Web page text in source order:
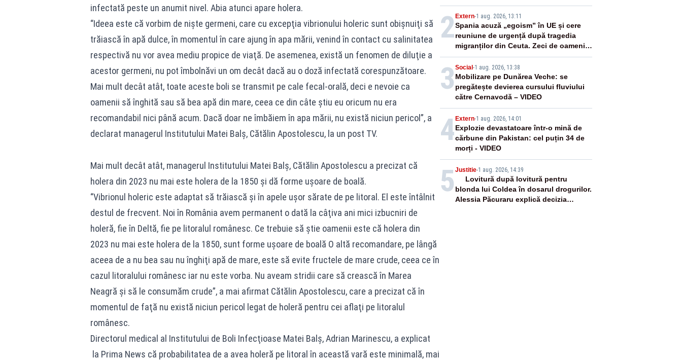
infectată peste un anumit nivel. Abia atunci apare holera.
“Ideea este că vorbim de nişte germeni, care cu excepţia vibrionului holeric sunt obişnuiţi să
trăiască în apă dulce, în momentul în care ajung în apa mării, venind în contact cu salinitatea
respectivă nu vor avea mediu propice de viaţă. De asemenea, există un fenomen de diluţie a
acestor germeni, nu pot îmbolnăvi un om decât dacă au o doză infectată corespunzătoare.
Mai mult decât atât, toate aceste boli se transmit pe cale fecal-orală, deci e nevoie ca
oamenii să înghită sau să bea apă din mare, ceea ce din câte ştiu eu oricum nu era
recomandabil nici până acum. Dacă doar ne îmbăiem în apa mării, nu există niciun pericol”, a
declarat managerul Institutului Matei Balş, Cătălin Apostolescu, la un post TV.
Mai mult decât atât, managerul Institutului Matei Balş, Cătălin Apostolescu a precizat că
holera din 2023 nu mai este holera de la 1850 şi dă forme uşoare de boală.
“Vibrionul holeric este adaptat să trăiască şi în apele uşor sărate de pe litoral. El este întâlnit
destul de frecvent. Noi în România avem permanent o dată la câţiva ani mici izbucniri de
holeră, fie în Deltă, fie pe litoralul românesc. Ce trebuie să ştie oamenii este că holera din
2023 nu mai este holera de la 1850, sunt forme uşoare de boală O altă recomandare, pe lângă
aceea de a nu bea sau nu înghiţi apă de mare, este să evite fructele de mare crude, ceea ce în
cazul litoralului românesc iar nu este vorba. Nu aveam stridii care să crească în Marea
Neagră şi să le consumăm crude”, a mai afirmat Cătălin Apostolescu, care a precizat că în
momentul de faţă nu există niciun pericol legat de holeră pentru cei aflaţi pe litoralul
românesc.
Directorul medical al Institutului de Boli Infecţioase Matei Balş, Adrian Marinescu, a explicat
la Prima News că probabilitatea de a avea holeră pe litoral în această vară este minimală, mai
2Extern-1 aug. 2026, 13:11
Spania acuză „egoism” în UE și cere
reuniune de urgență după tragedia
migranților din Ceuta. Zeci de oameni
au murit
3 Social-1 aug. 2026, 13:38
Mobilizare pe Dunărea Veche: se
pregătește devierea cursului fluviului
către Cernavodă – VIDEO
4Extern-1 aug. 2026, 14:01
Explozie devastatoare într-o mină de
cărbune din Pakistan: cel puțin 34 de
morți - VIDEO
5 Justitie-1 aug. 2026, 14:39
Lovitură după lovitură pentru
blonda lui Coldea în dosarul drogurilor.
Alessia Păcuraru explică decizia